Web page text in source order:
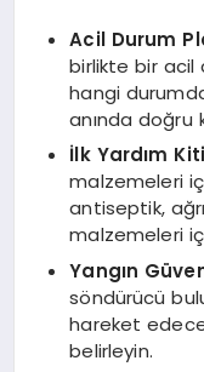
Acil Durum
birlikte bir acil
hangi
anında doğru
İlk Yardım
malzemeleri
antiseptik,
malzemeleri
Yangın
söndürücü
hareket
belirleyin.